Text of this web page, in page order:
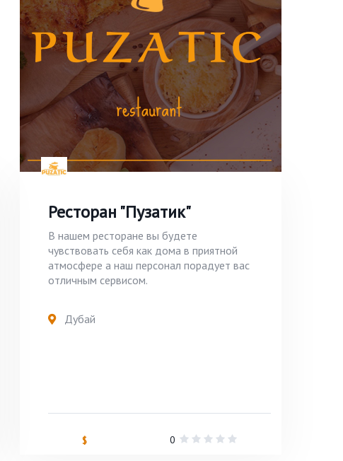
Ресторан "Пузатик"
В нашем ресторане вы будете
чувствовать себя как дома в приятной
атмосфере а наш персонал порадует вас
отличным сервисом.
Дубай
$ 0